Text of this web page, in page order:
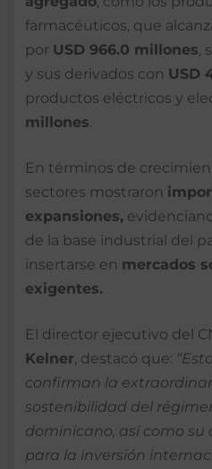
farmacéuticos, que
por USD 966.0 millones
y sus derivados con USD
productos eléctricos y
millones
En términos de
sectores mostraron
expansiones,
de la base industrial del
insertarse en mercados
exigentes.
El director ejecutivo del
Kelner , destacó que:
confirman la
sostenibilidad del
dominicano, así como
para la inversión